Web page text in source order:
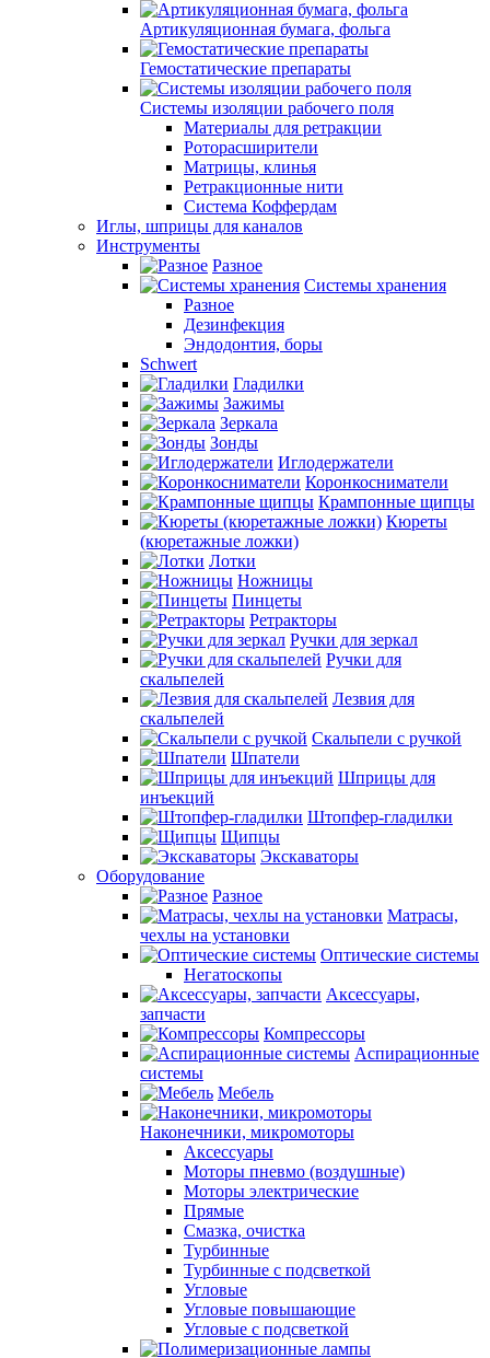
Артикуляционная бумага, фольга
Гемостатические препараты
Системы изоляции рабочего поля
Материалы для ретракции
Роторасширители
Матрицы, клинья
Ретракционные нити
Система Коффердам
Иглы, шприцы для каналов
Инструменты
Разное
Системы хранения
Разное
Дезинфекция
Эндодонтия, боры
Schwert
Гладилки
Зажимы
Зеркала
Зонды
Иглодержатели
Коронкосниматели
Крампонные щипцы
Кюреты
(кюретажные ложки)
Лотки
Ножницы
Пинцеты
Ретракторы
Ручки для зеркал
Ручки для
скальпелей
Лезвия для
скальпелей
Скальпели с ручкой
Шпатели
Шприцы для
инъекций
Штопфер-гладилки
Щипцы
Экскаваторы
Оборудование
Разное
Матрасы,
чехлы на установки
Оптические системы
Негатоскопы
Аксессуары,
запчасти
Компрессоры
Аспирационные
системы
Мебель
Наконечники, микромоторы
Аксессуары
Моторы пневмо (воздушные)
Моторы электрические
Прямые
Смазка, очистка
Турбинные
Турбинные с подсветкой
Угловые
Угловые повышающие
Угловые с подсветкой